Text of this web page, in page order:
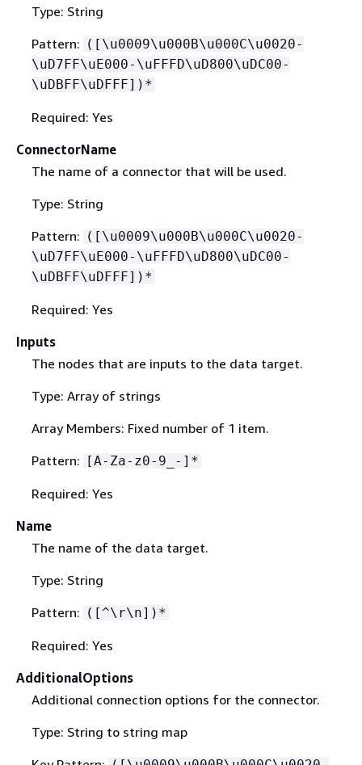
Type: String
Pattern: ([\u0009\u000B\u000C\u0020-
\uD7FF\uE000-\uFFFD\uD800\uDC00-
\uDBFF\uDFFF])*
Required: Yes
ConnectorName
The name of a connector that will be used.
Type: String
Pattern: ([\u0009\u000B\u000C\u0020-
\uD7FF\uE000-\uFFFD\uD800\uDC00-
\uDBFF\uDFFF])*
Required: Yes
Inputs
The nodes that are inputs to the data target.
Type: Array of strings
Array Members: Fixed number of 1 item.
Pattern: [A-Za-z0-9_-]*
Required: Yes
Name
The name of the data target.
Type: String
Pattern: ([^\r\n])*
Required: Yes
AdditionalOptions
Additional connection options for the connector.
Type: String to string map